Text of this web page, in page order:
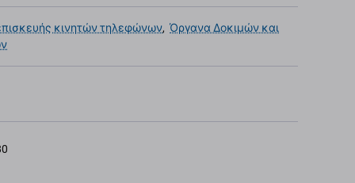
κινητών τηλεφώνων, Όργανα Δοκιμών και